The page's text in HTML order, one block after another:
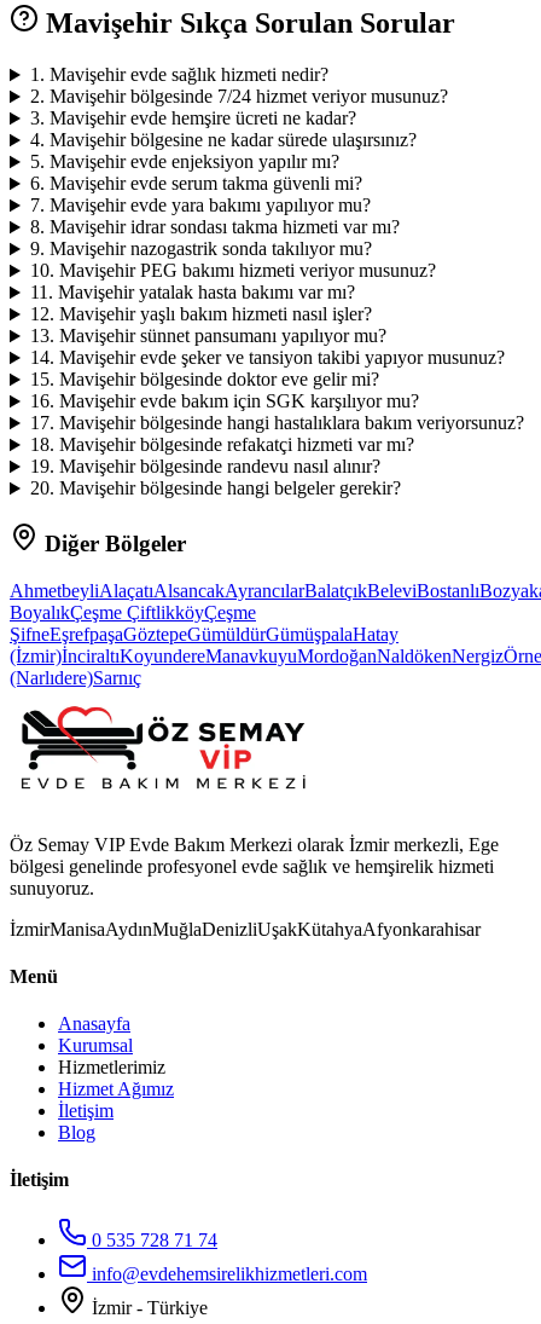
Mavişehir Sıkça Sorulan Sorular
1 . Mavişehir evde sağlık hizmeti nedir?
2. Mavişehir bölgesinde 7/24 hizmet veriyor musunuz?
3. Mavişehir evde hemşire ücreti ne kadar?
4. Mavişehir bölgesine ne kadar sürede ulaşırsınız?
5. Mavişehir evde enjeksiyon yapılır mı?
6. Mavişehir evde serum takma güvenli mi?
7. Mavişehir evde yara bakımı yapılıyor mu?
8. Mavişehir idrar sondası takma hizmeti var mı?
9. Mavişehir nazogastrik sonda takılıyor mu?
10. Mavişehir PEG bakımı hizmeti veriyor musunuz?
11 . Mavişehir yatalak hasta bakımı var mı?
12. Mavişehir yaşlı bakım hizmeti nasıl işler?
13. Mavişehir sünnet pansumanı yapılıyor mu?
14. Mavişehir evde şeker ve tansiyon takibi yapıyor musunuz?
15. Mavişehir bölgesinde doktor eve gelir mi?
16. Mavişehir evde bakım için SGK karşılıyor mu?
17. Mavişehir bölgesinde hangi hastalıklara bakım veriyorsunuz?
18. Mavişehir bölgesinde refakatçi hizmeti var mı?
19. Mavişehir bölgesinde randevu nasıl alınır?
20. Mavişehir bölgesinde hangi belgeler gerekir?
Diğer Bölgeler
AhmetbeyliAlaçatıAlsancakAyrancılarBalatçıkBeleviBostanlı
BoyalıkÇeşme ÇiftlikköyÇeşme
ŞifneEşrefpaşaGöztepeGümüldürGümüşpalaHatay
(İzmir)İnciraltıKoyundereManavkuyuMordoğanNaldökenNergiz
(Narlıdere)Sarnıç
Öz Semay VIP Evde Bakım Merkezi olarak İzmir merkezli, Ege
bölgesi genelinde profesyonel evde sağlık ve hemşirelik hizmeti
sunuyoruz.
İzmirManisaAydınMuğlaDenizliUşakKütahyaAfyonkarahisar
Menü
Anasayfa
Kurumsal
Hizmetlerimiz
Hizmet Ağımız
İletişim
Blog
İletişim
0 535 728 71 74
info@evdehemsirelikhizmetleri.com
İzmir - Türkiye